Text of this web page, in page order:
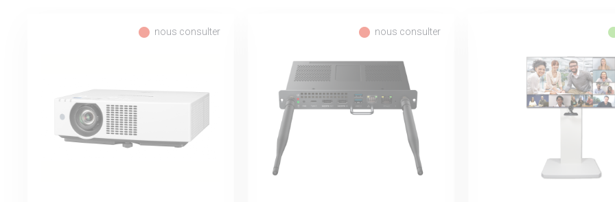
fiber_manual_record nous consulter fiber_manual_record nous consulter